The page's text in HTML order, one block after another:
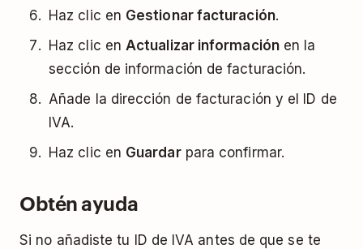
Haz clic en Gestionar facturación.
Haz clic en Actualizar informaciónen la
sección de información de facturación.
Añade la dirección de facturación y el ID de
IVA.
Haz clic en Guardarpara confirmar.
Obtén ayuda
Si no añadiste tu ID de IVA antes de que se te